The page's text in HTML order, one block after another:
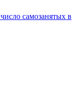
самозанятых в